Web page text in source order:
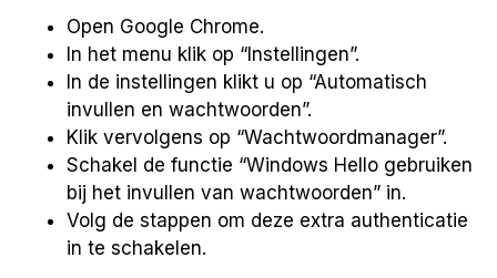
Open Google Chrome.
In het menu klik op “Instellingen”.
In de instellingen klikt u op “Automatisch
invullen en wachtwoorden”.
Klik vervolgens op “Wachtwoordmanager”.
Schakel de functie “Windows Hello gebruiken
bij het invullen van wachtwoorden” in.
Volg de stappen om deze extra authenticatie
in te schakelen.